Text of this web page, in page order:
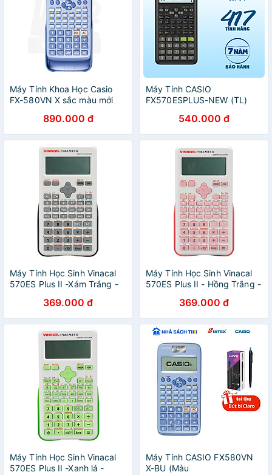
Máy Tính Khoa Học Casio
FX-580VN X sắc màu mới
890.000 đ
Máy Tính CASIO
FX570ESPLUS-NEW (TL)
540.000 đ
Máy Tính Học Sinh Vinacal
570ES Plus II -Xám Trắng -
369.000 đ
Máy Tính Học Sinh Vinacal
570ES Plus II - Hồng Trắng -
369.000 đ
Máy Tính Học Sinh Vinacal
570ES Plus II -Xanh lá -
Máy Tính CASIO FX580VN
X-BU (Màu